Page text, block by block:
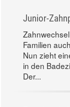
Junior-
Familien
Nun zieht
in den
Der...